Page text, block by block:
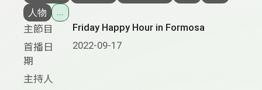
人物
主節目
Friday Happy Hour in Formosa
首播日
期
2022-09-17
主持人